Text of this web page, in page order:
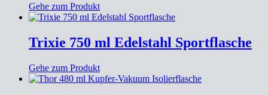
Gehe zum Produkt
Trixie 750 ml Edelstahl Sportflasche
Gehe zum Produkt